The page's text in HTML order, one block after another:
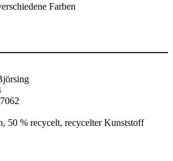
Farben
50 % recycelt, recycelter Kunststoff